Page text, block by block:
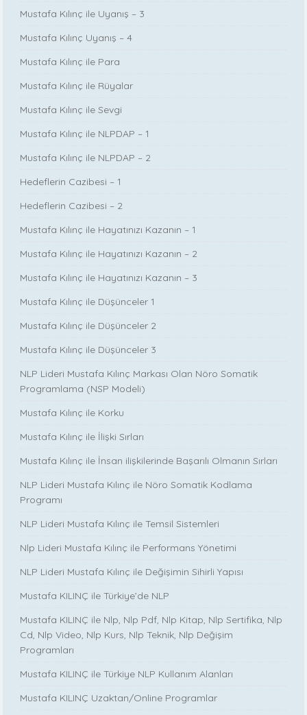
Mustafa Kılınç ile Uyanış – 3
Mustafa Kılınç Uyanış – 4
Mustafa Kılınç ile Para
Mustafa Kılınç ile Rüyalar
Mustafa Kılınç ile Sevgi
Mustafa Kılınç ile NLPDAP – 1
Mustafa Kılınç ile NLPDAP – 2
Hedeflerin Cazibesi – 1
Hedeflerin Cazibesi – 2
Mustafa Kılınç ile Hayatınızı Kazanın – 1
Mustafa Kılınç ile Hayatınızı Kazanın – 2
Mustafa Kılınç ile Hayatınızı Kazanın – 3
Mustafa Kılınç ile Düşünceler 1
Mustafa Kılınç ile Düşünceler 2
Mustafa Kılınç ile Düşünceler 3
NLP Lideri Mustafa Kılınç Markası Olan Nöro Somatik
Programlama (NSP Modeli)
Mustafa Kılınç ile Korku
Mustafa Kılınç ile İlişki Sırları
Mustafa Kılınç ile İnsan ilişkilerinde Başarılı Olmanın Sırları
NLP Lideri Mustafa Kılınç ile Nöro Somatik Kodlama
Programı
NLP Lideri Mustafa Kılınç ile Temsil Sistemleri
Nlp Lideri Mustafa Kılınç ile Performans Yönetimi
NLP Lideri Mustafa Kılınç ile Değişimin Sihirli Yapısı
Mustafa KILINÇ ile Türkiye’de NLP
Mustafa KILINÇ ile Nlp, Nlp Pdf, Nlp Kitap, Nlp Sertifika, Nlp
Cd, Nlp Video, Nlp Kurs, Nlp Teknik, Nlp Değişim
Programları
Mustafa KILINÇ ile Türkiye NLP Kullanım Alanları
Mustafa KILINÇ Uzaktan/Online Programlar